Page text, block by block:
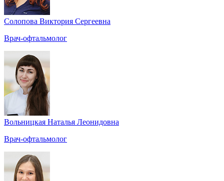
Солопова Виктория Сергеевна
Врач-офтальмолог
Вольницкая Наталья Леонидовна
Врач-офтальмолог